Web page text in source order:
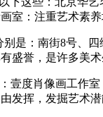
室：注重艺术素
别是：南街8号、
盛誉，是许多美术
壹度肖像画工作
发挥，发掘艺术